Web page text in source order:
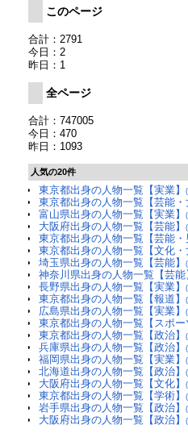
このページ
合計：2791
今日：2
昨日：1
全ページ
合計：747005
今日：470
昨日：1093
人気の20件
東京都出身の人物一覧【実業】
東京都出身の人物一覧【芸能・
富山県出身の人物一覧【実業】
大阪府出身の人物一覧【芸能】
東京都出身の人物一覧【芸能・
東京都出身の人物一覧【文化・
埼玉県出身の人物一覧【芸能】
神奈川県出身の人物一覧【芸能
長野県出身の人物一覧【実業】
東京都出身の人物一覧【報道】
広島県出身の人物一覧【実業】
東京都出身の人物一覧【スポー
東京都出身の人物一覧【政治】
兵庫県出身の人物一覧【政治】
福岡県出身の人物一覧【実業】
北海道出身の人物一覧【政治】
大阪府出身の人物一覧【文化】
東京都出身の人物一覧【学術】
岩手県出身の人物一覧【政治】
大阪府出身の人物一覧【政治】